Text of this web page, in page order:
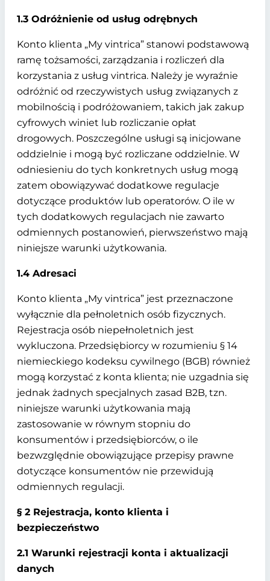
1.3 Odróżnienie od usług odrębnych
Konto klienta „My vintrica” stanowi podstawową
ramę tożsamości, zarządzania i rozliczeń dla
korzystania z usług vintrica. Należy je wyraźnie
odróżnić od rzeczywistych usług związanych z
mobilnością i podróżowaniem, takich jak zakup
cyfrowych winiet lub rozliczanie opłat
drogowych. Poszczególne usługi są inicjowane
oddzielnie i mogą być rozliczane oddzielnie. W
odniesieniu do tych konkretnych usług mogą
zatem obowiązywać dodatkowe regulacje
dotyczące produktów lub operatorów. O ile w
tych dodatkowych regulacjach nie zawarto
odmiennych postanowień, pierwszeństwo mają
niniejsze warunki użytkowania.
1.4 Adresaci
Konto klienta „My vintrica” jest przeznaczone
wyłącznie dla pełnoletnich osób fizycznych.
Rejestracja osób niepełnoletnich jest
wykluczona. Przedsiębiorcy w rozumieniu § 14
niemieckiego kodeksu cywilnego (BGB) również
mogą korzystać z konta klienta; nie uzgadnia się
jednak żadnych specjalnych zasad B2B, tzn.
niniejsze warunki użytkowania mają
zastosowanie w równym stopniu do
konsumentów i przedsiębiorców, o ile
bezwzględnie obowiązujące przepisy prawne
dotyczące konsumentów nie przewidują
odmiennych regulacji.
§ 2 Rejestracja, konto klienta i
bezpieczeństwo
2.1 Warunki rejestracji konta i aktualizacji
danych